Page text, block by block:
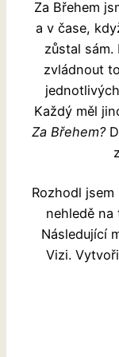
Za Břehem
a v čase,
zůstal sám.
zvládnout
Každý měl
Za Břehem?
Rozhodl
nehledě
Následující
Vizi.